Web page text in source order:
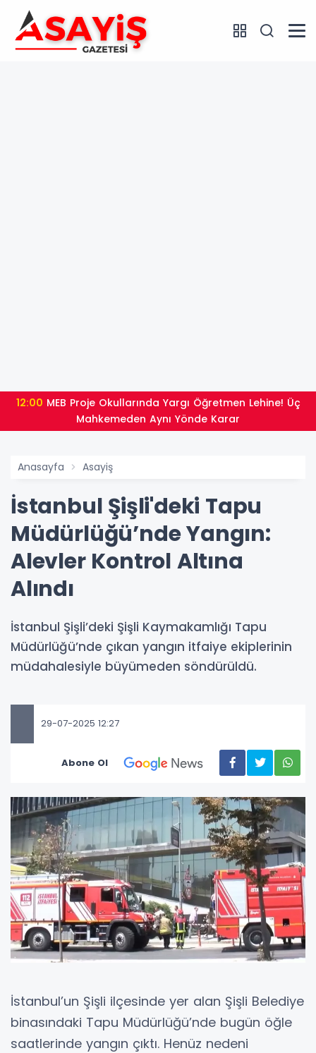
12:00
Mahkemeden Aynı Yönde Karar
Anasayfa Asayiş
İstanbul Şişli'deki Tapu
Müdürlüğü’nde Yangın:
Alevler Kontrol Altına
Alındı
İstanbul Şişli’deki Şişli Kaymakamlığı Tapu
Müdürlüğü’nde çıkan yangın itfaiye ekiplerinin
müdahalesiyle büyümeden söndürüldü.
29-07-2025 12:27
Abone Ol
İstanbul’un Şişli ilçesinde yer alan Şişli Belediye
binasındaki Tapu Müdürlüğü’nde bugün öğle
saatlerinde yangın çıktı. Henüz nedeni